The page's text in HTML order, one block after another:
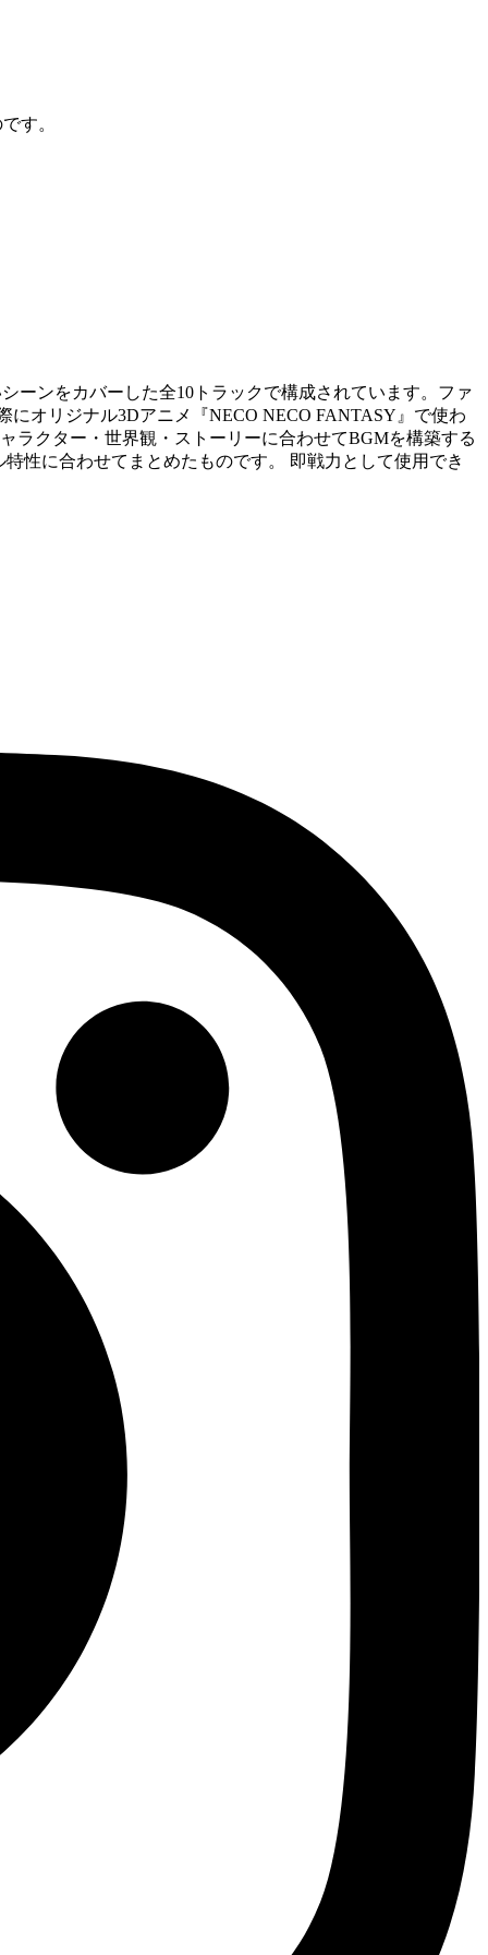
す。
ーンをカバーした全10トラックで構成されています。ファ
オリジナル3Dアニメ『NECO NECO FANTASY』で使わ
ラクター・世界観・ストーリーに合わせてBGMを構築する
性に合わせてまとめたものです。 即戦力として使用でき